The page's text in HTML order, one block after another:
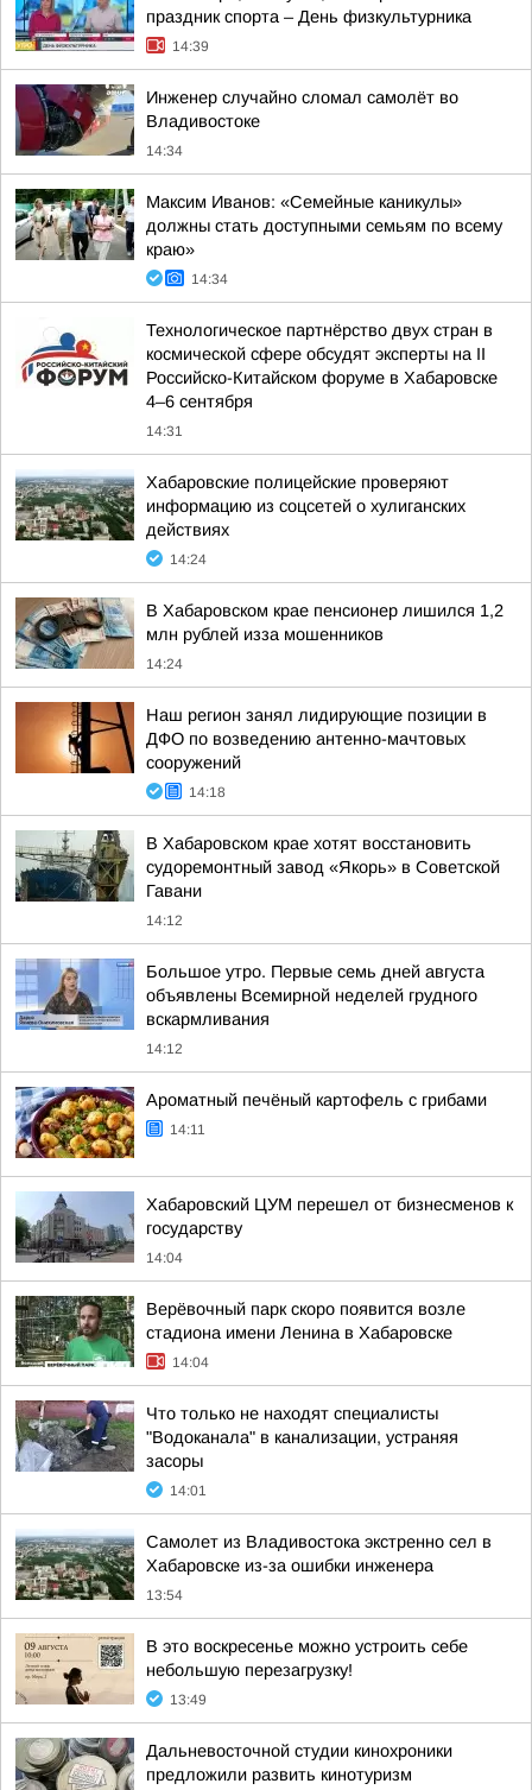
праздник спорта – День физкультурника
14:39
Инженер случайно сломал самолёт во
Владивостоке
14:34
Максим Иванов: «Семейные каникулы»
должны стать доступными семьям по всему
краю»
14:34
Технологическое партнёрство двух стран в
космической сфере обсудят эксперты на II
Российско-Китайском форуме в Хабаровске
4–6 сентября
14:31
Хабаровские полицейские проверяют
информацию из соцсетей о хулиганских
действиях
14:24
В Хабаровском крае пенсионер лишился 1,2
млн рублей изза мошенников
14:24
Наш регион занял лидирующие позиции в
ДФО по возведению антенно-мачтовых
сооружений
14:18
В Хабаровском крае хотят восстановить
судоремонтный завод «Якорь» в Советской
Гавани
14:12
Большое утро. Первые семь дней августа
объявлены Всемирной неделей грудного
вскармливания
14:12
Ароматный печёный картофель с грибами
14:11
Хабаровский ЦУМ перешел от бизнесменов к
государству
14:04
Верёвочный парк скоро появится возле
стадиона имени Ленина в Хабаровске
14:04
Что только не находят специалисты
"Водоканала" в канализации, устраняя
засоры
14:01
Самолет из Владивостока экстренно сел в
Хабаровске из-за ошибки инженера
13:54
В это воскресенье можно устроить себе
небольшую перезагрузку!
13:49
Дальневосточной студии кинохроники
предложили развить кинотуризм